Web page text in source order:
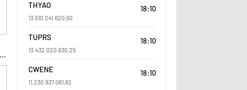
THYAO
13.510.241.620,50
18:10
TUPRS
13.432.020.630,25
18:10
CWENE
11.230.937.061,62
18:10